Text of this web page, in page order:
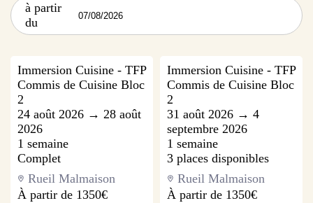
à partir
du
Immersion Cuisine - TFP
Commis de Cuisine Bloc
2
24 août 2026 → 28 août
2026
1 semaine
Complet
Rueil Malmaison
À partir de 1350€
Immersion Cuisine - TFP
Commis de Cuisine Bloc
2
31 août 2026 → 4
septembre 2026
1 semaine
3 places disponibles
Rueil Malmaison
À partir de 1350€